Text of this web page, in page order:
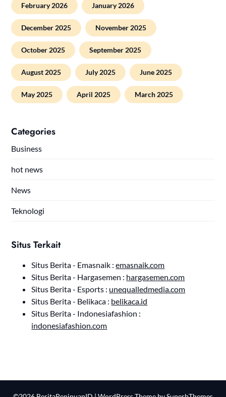
February 2026 January 2026
December 2025 November 2025
October 2025 September 2025
August 2025 July 2025 June 2025
May 2025 April 2025 March 2025
Categories
Business
hot news
News
Teknologi
Situs Terkait
Situs Berita - Emasnaik :emasnaik.com
Situs Berita - Hargasemen : hargasemen.com
Situs Berita - Esports : unequalledmedia.com
Situs Berita - Belikaca : belikaca.id
Situs Berita - Indonesiafashion :
indonesiafashion.com